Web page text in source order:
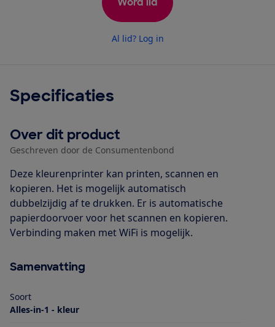
Al lid? Log in
Specificaties
Over dit product
Geschreven door de Consumentenbond
Deze kleurenprinter kan printen, scannen en
kopieren. Het is mogelijk automatisch
dubbelzijdig af te drukken. Er is automatische
papierdoorvoer voor het scannen en kopieren.
Verbinding maken met WiFi is mogelijk.
Samenvatting
Soort
Alles-in-1 - kleur